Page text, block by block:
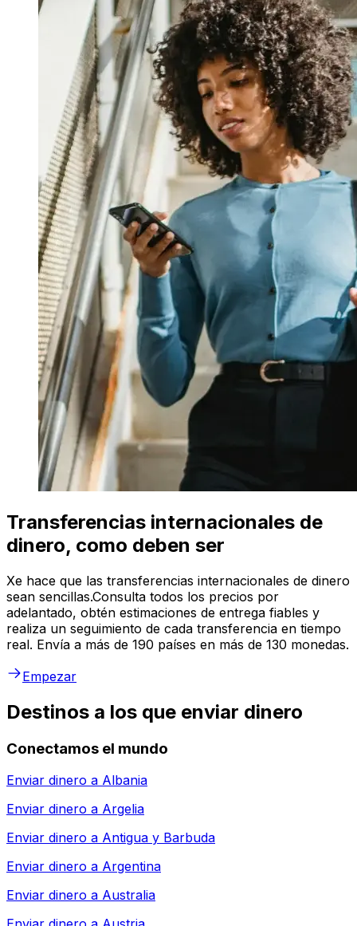
Transferencias internacionales de
dinero, como deben ser
Xe hace que las transferencias internacionales de dinero
sean sencillas.Consulta todos los precios por
adelantado, obtén estimaciones de entrega fiables y
realiza un seguimiento de cada transferencia en tiempo
real. Envía a más de 190 países en más de 130 monedas.
Empezar
Destinos a los que enviar dinero
Conectamos el mundo
Enviar dinero a Albania
Enviar dinero a Argelia
Enviar dinero a Antigua y Barbuda
Enviar dinero a Argentina
Enviar dinero a Australia